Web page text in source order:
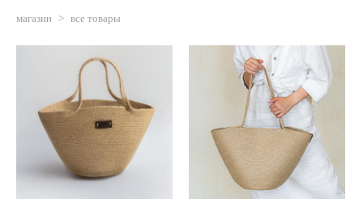
магазин > все товары